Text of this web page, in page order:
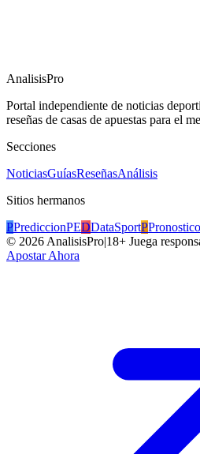
AnalisisPro
Portal independiente de noticias
reseñas de casas de apuestas para el
Secciones
NoticiasGuíasReseñasAnálisis
Sitios hermanos
PPrediccionPEDDataSportP
© 2026 AnalisisPro|18+ Juega
Apostar Ahora